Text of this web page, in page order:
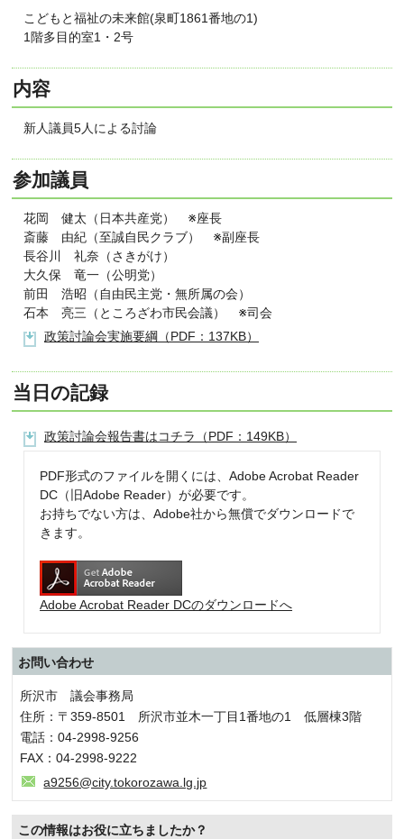
こどもと福祉の未来館(泉町1861番地の1)
1階多目的室1・2号
内容
新人議員5人による討論
参加議員
花岡 健太（日本共産党） ※座長
斎藤 由紀（至誠自民クラブ） ※副座長
長谷川 礼奈（さきがけ）
大久保 竜一（公明党）
前田 浩昭（自由民主党・無所属の会）
石本 亮三（ところざわ市民会議） ※司会
政策討論会実施要綱（PDF：137KB）
当日の記録
政策討論会報告書はコチラ（PDF：149KB）
PDF形式のファイルを開くには、Adobe Acrobat Reader
DC（旧Adobe Reader）が必要です。
お持ちでない方は、Adobe社から無償でダウンロードで
きます。
Adobe Acrobat Reader DCのダウンロードへ
お問い合わせ
所沢市 議会事務局
住所：〒359-8501 所沢市並木一丁目1番地の1 低層棟3階
電話：04-2998-9256
FAX：04-2998-9222
a9256@city.tokorozawa.lg.jp
この情報はお役に立ちましたか？